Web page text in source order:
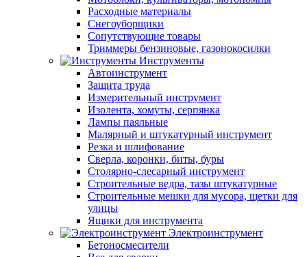
Расходные материалы
Снегоуборщики
Сопутствующие товары
Триммеры бензиновые, газонокосилки
Инструменты
Автоинструмент
Защита труда
Измерительный инструмент
Изолента, хомуты, серпянка
Лампы паяльные
Малярный и штукатурный инструмент
Резка и шлифование
Сверла, коронки, биты, буры
Столярно-слесарный инструмент
Строительные ведра, тазы штукатурные
Строительные мешки для мусора, щетки для
улицы
Ящики для инструмента
Электроинструмент
Бетоносмесители